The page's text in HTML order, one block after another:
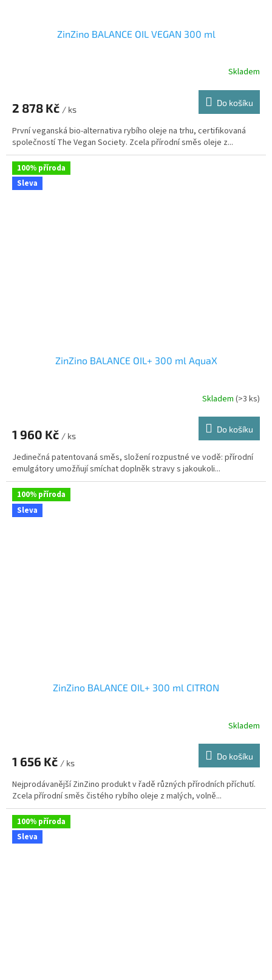
ZinZino BALANCE OIL VEGAN 300 ml
je
z
5
hvězdiček.
Skladem
2 878 Kč / ks
Do košíku
První veganská bio-alternativa rybího oleje na trhu, certifikovaná
společností The Vegan Society. Zcela přírodní směs oleje z...
100% příroda
Sleva
ZinZino BALANCE OIL+ 300 ml AquaX
je
z
5
hvězdiček.
Skladem(>3 ks)
1 960 Kč / ks
Do košíku
Jedinečná patentovaná směs, složení rozpustné ve vodě: přírodní
emulgátory umožňují smíchat doplněk stravy s jakoukoli...
100% příroda
Sleva
ZinZino BALANCE OIL+ 300 ml CITRON
je
z
5
hvězdiček.
Skladem
1 656 Kč / ks
Do košíku
Nejprodávanější ZinZino produkt v řadě různých přírodních příchutí.
Zcela přírodní směs čistého rybího oleje z malých, volně...
100% příroda
Sleva